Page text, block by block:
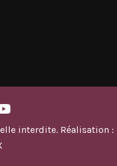
interdite. Réalisation :